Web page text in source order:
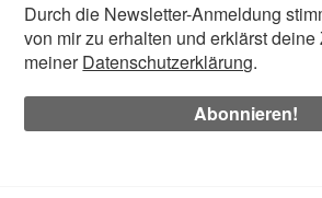
Durch die Newsletter-Anmeldung
von mir zu erhalten und erklärst deine
meinerDatenschutzerklärung.